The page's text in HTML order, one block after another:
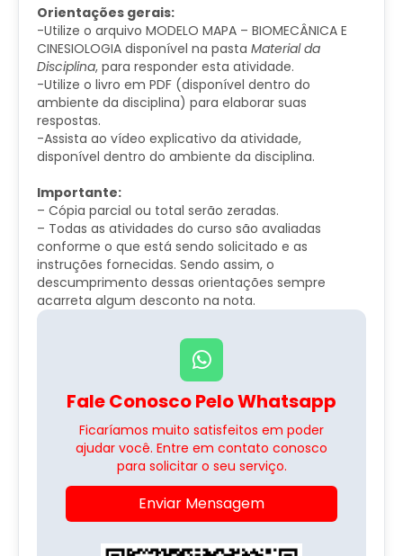
Orientações gerais:
-Utilize o arquivo MODELO MAPA – BIOMECÂNICA E
CINESIOLOGIA disponível na pasta Material da
Disciplina, para responder esta atividade.
-Utilize o livro em PDF (disponível dentro do
ambiente da disciplina) para elaborar suas
respostas.
-Assista ao vídeo explicativo da atividade,
disponível dentro do ambiente da disciplina.
Importante:
– Cópia parcial ou total serão zeradas.
– Todas as atividades do curso são avaliadas
conforme o que está sendo solicitado e as
instruções fornecidas. Sendo assim, o
descumprimento dessas orientações sempre
acarreta algum desconto na nota.
Fale Conosco Pelo Whatsapp
Ficaríamos muito satisfeitos em poder
ajudar você. Entre em contato conosco
para solicitar o seu serviço.
Enviar Mensagem